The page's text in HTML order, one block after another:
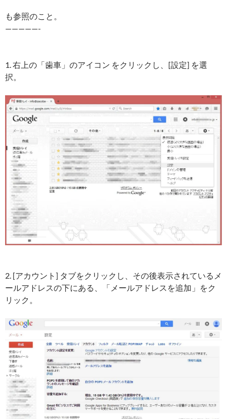
も参照のこと。
—————-
1. 右上の「歯車」のアイコン をクリックし、[設定] を選
択。
2. [アカウント] タブをクリックし、その後表示されているメ
ールアドレスの下にある、「メールアドレスを追加」をク
リック。